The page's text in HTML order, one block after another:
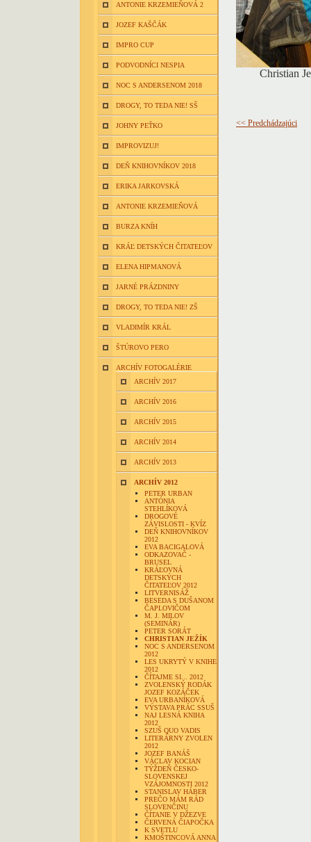
ANTONIE KRZEMIEŇOVÁ 2
JOZEF KAŠČÁK
IMPRO CUP
PODVODNÍCI NESPIA
NOC S ANDERSENOM 2018
DROGY, TO TEDA NIE! SŠ
JOHNY PEŤKO
IMPROVIZUJ!
DEŇ KNIHOVNÍKOV 2018
ERIKA JARKOVSKÁ
ANTONIE KRZEMIEŇOVÁ
BURZA KNÍH
KRÁĽ DETSKÝCH ČITATEĽOV
ELENA HIPMANOVÁ
JARNÉ PRÁZDNINY
DROGY, TO TEDA NIE! ZŠ
VLADIMÍR KRÁL
ŠTÚROVO PERO
ARCHÍV FOTOGALÉRIE
ARCHÍV 2017
ARCHÍV 2016
ARCHÍV 2015
ARCHÍV 2014
ARCHÍV 2013
ARCHÍV 2012
PETER URBAN
ANTÓNIA
STEHLÍKOVÁ
DROGOVÉ
ZÁVISLOSTI - KVÍZ
DEŇ KNIHOVNÍKOV
2012
EVA BACIGALOVÁ
ODKAZOVAČ -
BRUSEL
KRÁĽOVNÁ
DETSKÝCH
ČITATEĽOV 2012
LITVERNISÁŽ
BESEDA S DUŠANOM
ČAPLOVIČOM
M. J. MILOV
(SEMINÁR)
PETER SORÁT
CHRISTIAN JEŽÍK
NOC S ANDERSENOM
2012
LES UKRYTÝ V KNIHE
2012
ČÍTAJME SI... 2012
ZVOLENSKÝ RODÁK
JOZEF KOZÁČEK
EVA URBANÍKOVÁ
VÝSTAVA PRÁC SSUŠ
NAJ LESNÁ KNIHA
2012
SZUŠ QUO VADIS
LITERÁRNY ZVOLEN
2012
JOZEF BANÁŠ
VÁCLAV KOCIAN
TÝŽDEŇ ČESKO-
SLOVENSKEJ
VZÁJOMNOSTI 2012
STANISLAV HÁBER
PREČO MÁM RÁD
SLOVENČINU
ČÍTANIE V DŽEZVE
ČERVENÁ ČIAPOČKA
K SVETLU
KMOŠTINCOVÁ ANNA
Christian
<< Predchádzajúci